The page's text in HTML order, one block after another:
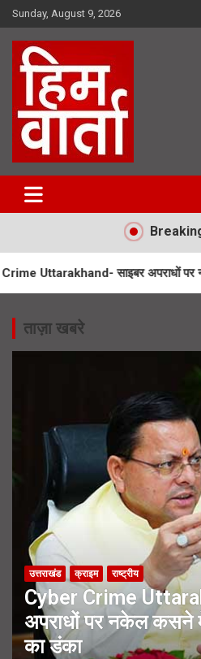
Skip
to
content
Sunday, August 9, 2026
Him Varta
साइबर अपराधों पर नकेल कसने में
ताज़ा खबरे
उत्तराखंड क्राइम राष्ट्रीय
Cyber Crime
अपराधों पर नकेल कसने
का डंका